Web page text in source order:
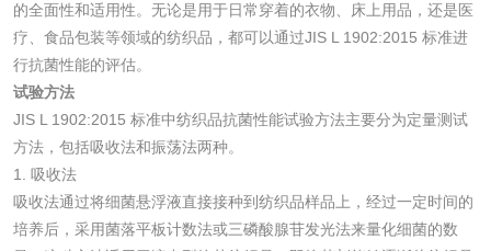
的全面性和适用性。无论是用于日常穿着的衣物、床上用品，还是医
疗、食品包装等领域的纺织品，都可以通过JIS L 1902:2015 标准进
行抗菌性能的评估。
试验方法
JIS L 1902:2015 标准中纺织品抗菌性能试验方法主要分为定量测试
方法，包括吸收法和振荡法两种。
1. 吸收法
吸收法通过将细菌悬浮液直接接种到纺织品样品上，经过一定时间的
培养后，采用菌落平板计数法或三磷酸腺苷发光法来量化细菌的数
验
化妆品急性经口毒
化妆品皮肤变态反
验
日化产品